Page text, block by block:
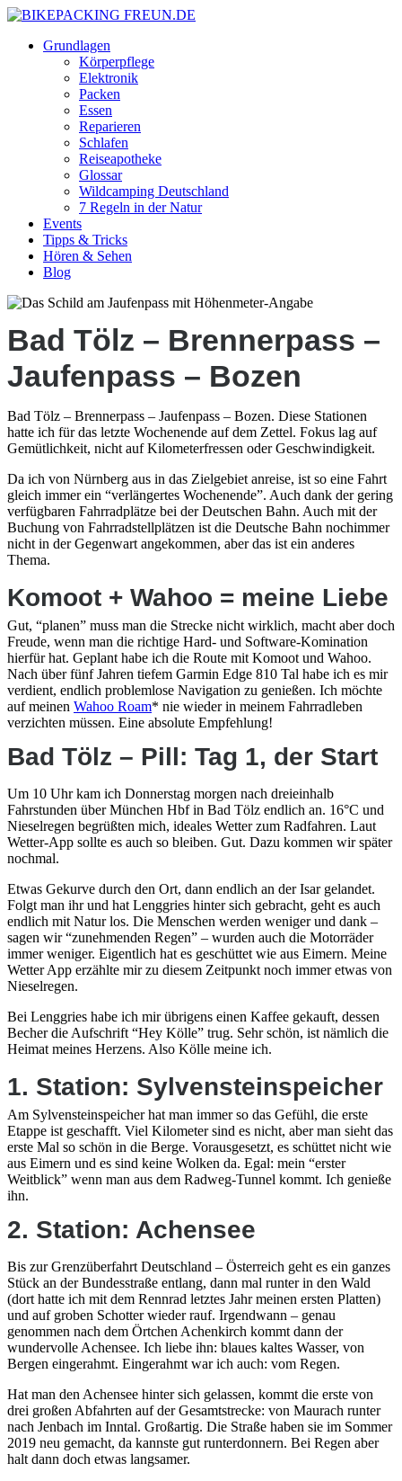
Grundlagen
Körperpflege
Elektronik
Packen
Essen
Reparieren
Schlafen
Reiseapotheke
Glossar
Wildcamping Deutschland
7 Regeln in der Natur
Events
Tipps & Tricks
Hören & Sehen
Blog
Bad Tölz – Brennerpass –
Jaufenpass – Bozen
Bad Tölz – Brennerpass – Jaufenpass – Bozen. Diese Stationen
hatte ich für das letzte Wochenende auf dem Zettel. Fokus lag auf
Gemütlichkeit, nicht auf Kilometerfressen oder Geschwindigkeit.
Da ich von Nürnberg aus in das Zielgebiet anreise, ist so eine Fahrt
gleich immer ein “verlängertes Wochenende”. Auch dank der gering
verfügbaren Fahrradplätze bei der Deutschen Bahn. Auch mit der
Buchung von Fahrradstellplätzen ist die Deutsche Bahn nochimmer
nicht in der Gegenwart angekommen, aber das ist ein anderes
Thema.
Komoot + Wahoo = meine Liebe
Gut, “planen” muss man die Strecke nicht wirklich, macht aber doch
Freude, wenn man die richtige Hard- und Software-Komination
hierfür hat. Geplant habe ich die Route mit Komoot und Wahoo.
Nach über fünf Jahren tiefem Garmin Edge 810 Tal habe ich es mir
verdient, endlich problemlose Navigation zu genießen. Ich möchte
auf meinen Wahoo Roam* nie wieder in meinem Fahrradleben
verzichten müssen. Eine absolute Empfehlung!
Bad Tölz – Pill: Tag 1, der Start
Um 10 Uhr kam ich Donnerstag morgen nach dreieinhalb
Fahrstunden über München Hbf in Bad Tölz endlich an. 16°C und
Nieselregen begrüßten mich, ideales Wetter zum Radfahren. Laut
Wetter-App sollte es auch so bleiben. Gut. Dazu kommen wir später
nochmal.
Etwas Gekurve durch den Ort, dann endlich an der Isar gelandet.
Folgt man ihr und hat Lenggries hinter sich gebracht, geht es auch
endlich mit Natur los. Die Menschen werden weniger und dank –
sagen wir “zunehmenden Regen” – wurden auch die Motorräder
immer weniger. Eigentlich hat es geschüttet wie aus Eimern. Meine
Wetter App erzählte mir zu diesem Zeitpunkt noch immer etwas von
Nieselregen.
Bei Lenggries habe ich mir übrigens einen Kaffee gekauft, dessen
Becher die Aufschrift “Hey Kölle” trug. Sehr schön, ist nämlich die
Heimat meines Herzens. Also Kölle meine ich.
1. Station: Sylvensteinspeicher
Am Sylvensteinspeicher hat man immer so das Gefühl, die erste
Etappe ist geschafft. Viel Kilometer sind es nicht, aber man sieht das
erste Mal so schön in die Berge. Vorausgesetzt, es schüttet nicht wie
aus Eimern und es sind keine Wolken da. Egal: mein “erster
Weitblick” wenn man aus dem Radweg-Tunnel kommt. Ich genieße
ihn.
2. Station: Achensee
Bis zur Grenzüberfahrt Deutschland – Österreich geht es ein ganzes
Stück an der Bundesstraße entlang, dann mal runter in den Wald
(dort hatte ich mit dem Rennrad letztes Jahr meinen ersten Platten)
und auf groben Schotter wieder rauf. Irgendwann – genau
genommen nach dem Örtchen Achenkirch kommt dann der
wundervolle Achensee. Ich liebe ihn: blaues kaltes Wasser, von
Bergen eingerahmt. Eingerahmt war ich auch: vom Regen.
Hat man den Achensee hinter sich gelassen, kommt die erste von
drei großen Abfahrten auf der Gesamtstrecke: von Maurach runter
nach Jenbach im Inntal. Großartig. Die Straße haben sie im Sommer
2019 neu gemacht, da kannste gut runterdonnern. Bei Regen aber
halt dann doch etwas langsamer.